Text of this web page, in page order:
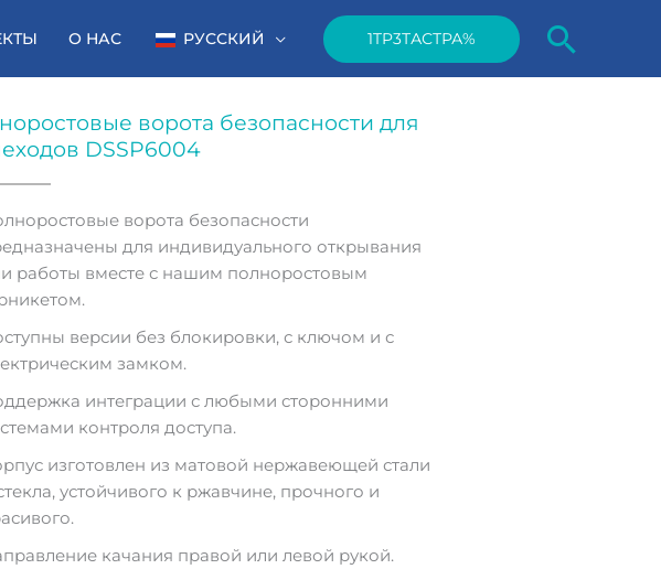
О НАС РУССКИЙ 1TP3ТАСТРА%
ворота безопасности для
DSSP6004
ворота безопасности
для индивидуального открывания
работы вместе с нашим полноростовым
версии без блокировки, с ключом и с
замком.
интеграции с любыми сторонними
контроля доступа.
изготовлен из матовой нержавеющей стали
устойчивого к ржавчине, прочного и
качания правой или левой рукой.